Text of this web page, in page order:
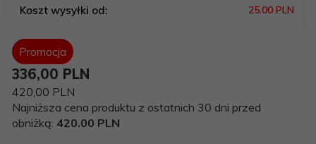
Koszt wysyłki od: 25.00 PLN
Promocja
336,00 PLN
420,00 PLN
Najniższa cena produktu z ostatnich 30 dni przed
obniżką: 420.00 PLN